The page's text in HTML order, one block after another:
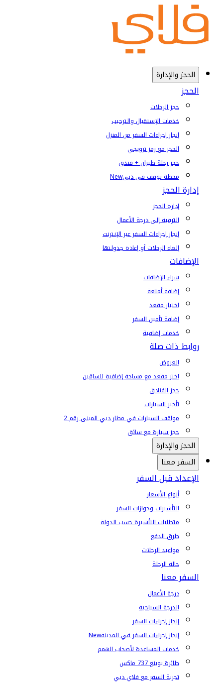
الحجز والإدارة
الحجز
حجز الرحلات
خدمات الإستقبال والترحيب
إنجاز إجراءات السفر من المنزل
الحجز مع رمز ترويجي
حجز رحلة طيران + فندق
محطة توقف في دبيNew
إدارة الحجز
إدارة الحجز
الترقية إلى درجة الأعمال
إنجاز إجراءات السفر عبر الإنترنت
إلغاء الرحلات أو إعادة جدولتها
الإضافات
شراء الإضافات
إضافة أمتعة
اختيار مقعد
إضافة تأمين السفر
خدمات إضافية
روابط ذات صلة
العروض
اختر مقعد مع مساحة إضافية للساقين
حجز الفنادق
تأجير السيارات
مواقف السيارات في مطار دبي المبنى رقم 2
حجز سيارة مع سائق
الحجز والإدارة
السفر معنا
الإعداد قبل السفر
أنواع الأسعار
التأشيرات وجوازات السفر
متطلبات التأشيرة حسب الدولة
طرق الدفع
مواعيد الرحلات
حالة الرحلة
السفر معنا
درجة الأعمال
الدرجة السياحية
إنجاز إجراءات السفر
إنجاز إجراءات السفر في المدينةNew
خدمات المساعدة لأصحاب الهمم
طائرة بوينغ 737 ماكس
تجربة السفر مع فلاي دبي